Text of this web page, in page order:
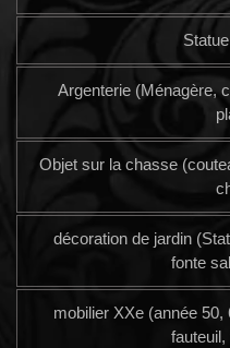
Argenterie (Ménagère,
Objet sur la chasse
décoration de jardin
fonte
mobilier XXe (année